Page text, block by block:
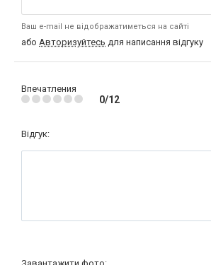
Ваш e-mail не відображатиметься на сайті
або Авторизуйтесь для написання відгуку
Впечатления
0/12
Відгук: